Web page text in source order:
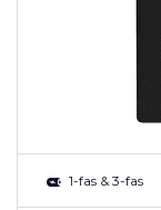
1-fas & 3-fas